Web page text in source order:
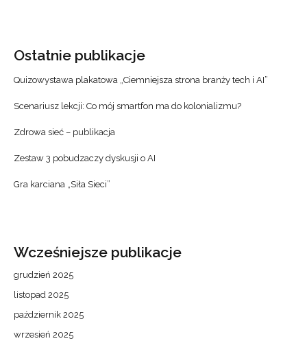
Ostatnie publikacje
Quizowystawa plakatowa „Ciemniejsza strona branży tech i AI”
Scenariusz lekcji: Co mój smartfon ma do kolonializmu?
Zdrowa sieć – publikacja
Zestaw 3 pobudzaczy dyskusji o AI
Gra karciana „Siła Sieci”
Wcześniejsze publikacje
grudzień 2025
listopad 2025
październik 2025
wrzesień 2025